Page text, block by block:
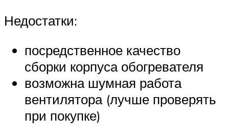
Недостатки:
посредственное качество
сборки корпуса обогревателя
возможна шумная работа
вентилятора (лучше проверять
при покупке)